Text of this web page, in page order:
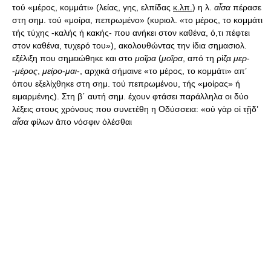
τού «μέρος, κομμάτι» (λείας, γης, ελπίδας κ.λπ. ) η λ. αἶσα πέρασε
στη σημ. τού «μοίρα, πεπρωμένο» (κυριολ. «το μέρος, το κομμάτι
τής τύχης -καλής ή κακής- που ανήκει στον καθένα, ό,τι πέφτει
στον καθένα, τυχερό του»), ακολουθώντας την ίδια σημασιολ.
εξέλιξη που σημειώθηκε και στο μοῖρα (μοῖρα , από τη ρίζα μερ-
-μέρος μείρο-μαι-, αρχικά σήμαινε «το μέρος, το κομμάτι» απ’
όπου εξελίχθηκε στη σημ. τού πεπρωμένου, τής «μοίρας» ή
ειμαρμένης). Στη β΄ αυτή σημ. έχουν φτάσει παράλληλα οι δύο
λέξεις στους χρόνους που συνετέθη η Οδύσσεια: «οὐ γὰρ oἱ τῇδ’
αἶσα φίλων ἄπο νόσφιν ὀλέσθαι